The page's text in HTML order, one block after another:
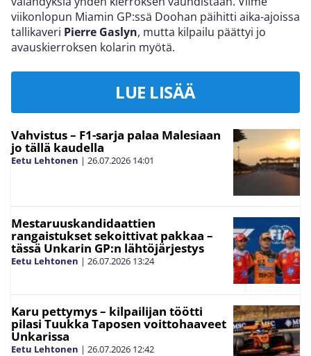
viikonlopun Miamin GP:ssä Doohan päihitti aika-ajoissa
tallikaveri Pierre Gaslyn, mutta kilpailu päättyi jo
avauskierroksen kolarin myötä.
LUE LISÄÄ
Vahvistus – F1-sarja palaa Malesiaan
jo tällä kaudella
Eetu Lehtonen | 26.07.2026 14:01
Mestaruuskandidaattien
rangaistukset sekoittivat pakkaa –
tässä Unkarin GP:n lähtöjärjestys
Eetu Lehtonen | 26.07.2026 13:24
Karu pettymys – kilpailijan töötti
pilasi Tuukka Taposen voittohaaveet
Unkarissa
Eetu Lehtonen | 26.07.2026 12:42